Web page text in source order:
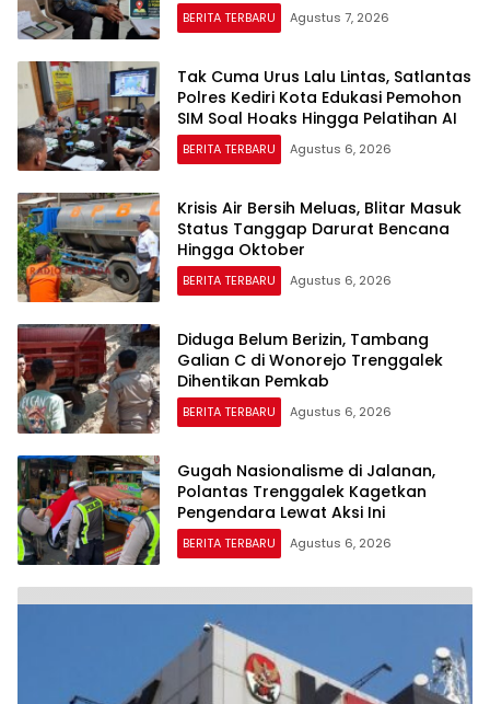
BERITA TERBARU Agustus 7, 2026
Tak Cuma Urus Lalu Lintas, Satlantas
Polres Kediri Kota Edukasi Pemohon
SIM Soal Hoaks Hingga Pelatihan AI
BERITA TERBARU Agustus 6, 2026
Krisis Air Bersih Meluas, Blitar Masuk
Status Tanggap Darurat Bencana
Hingga Oktober
BERITA TERBARU Agustus 6, 2026
Diduga Belum Berizin, Tambang
Galian C di Wonorejo Trenggalek
Dihentikan Pemkab
BERITA TERBARU Agustus 6, 2026
Gugah Nasionalisme di Jalanan,
Polantas Trenggalek Kagetkan
Pengendara Lewat Aksi Ini
BERITA TERBARU Agustus 6, 2026